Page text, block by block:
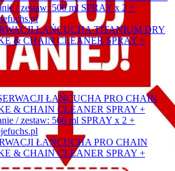
ŁAŃCUCHA TITANIUM DRY
& CHAIN CLEANER SPRAY +
ŁAŃCUCHA PRO CHAIN
& CHAIN CLEANER SPRAY +